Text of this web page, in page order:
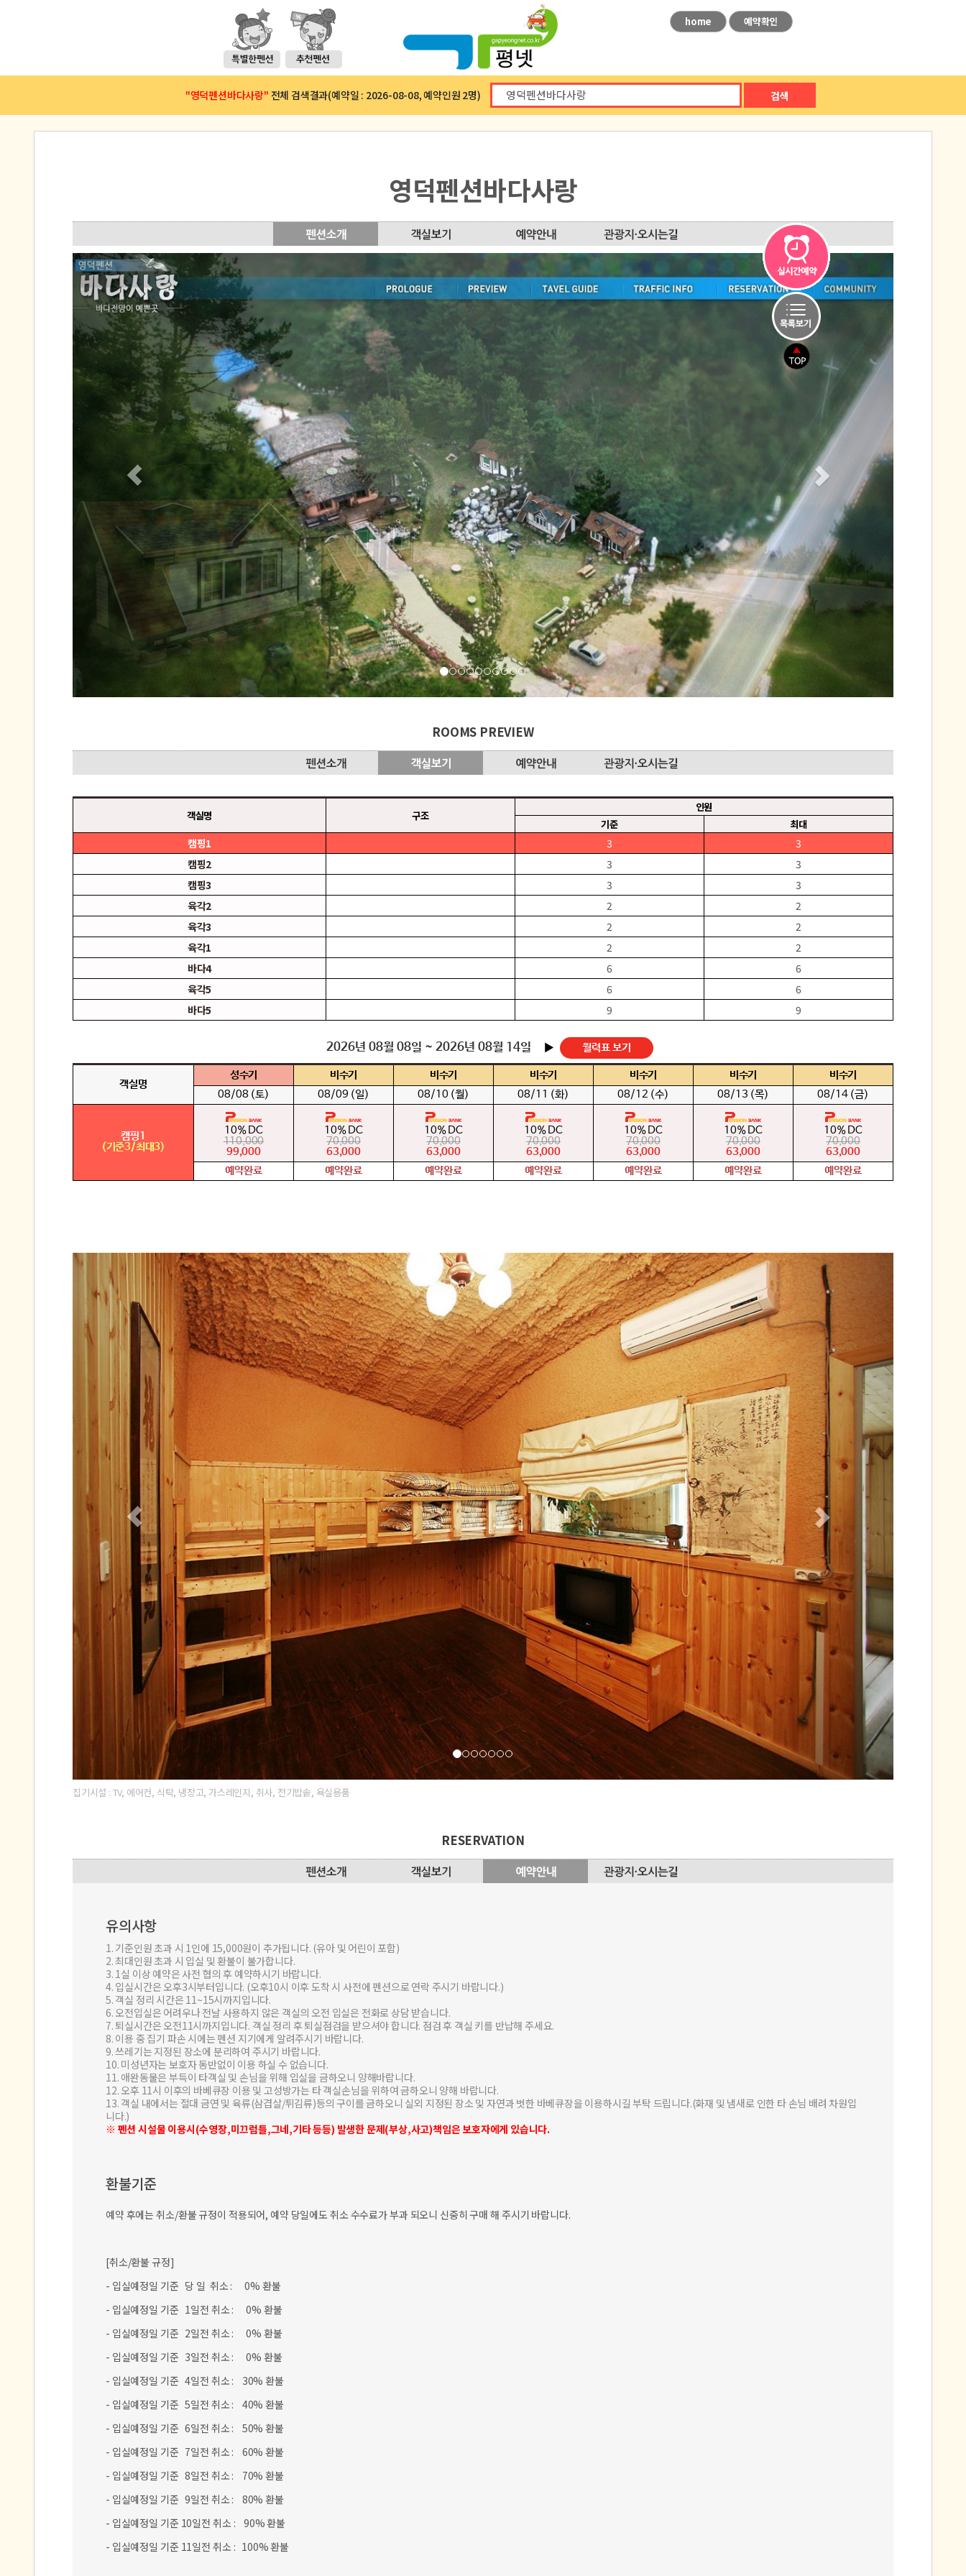
home 예약확인
"영덕펜션바다사랑" 전체 검색결과(예약일 : 2026-08-08, 예약인원 2명) 검색
영덕펜션바다사랑
ROOMS PREVIEW
객실명 구조
인원
기준
최대
캠핑1 3
3
캠핑2
3
3
캠핑3
3
3
육각2
2
2
육각3
2
2
육각1
2
2
바다4
6
6
육각5
6
6
바다5
9 9
집기시설 : TV, 에어컨, 식탁, 냉장고, 가스레인지, 취사, 전기밥솥, 욕실용품
RESERVATION
유의사항
1. 기준인원 초과 시 1인에 15,000원이 추가됩니다. (유아 및 어린이 포함)
2. 최대인원 초과 시 입실 및 환불이 불가합니다.
3. 1실 이상 예약은 사전 협의 후 예약하시기 바랍니다.
4. 입실시간은 오후3시부터입니다. (오후10시 이후 도착 시 사전에 펜션으로 연락 주시기 바랍니다.)
5. 객실 정리 시간은 11~15시까지입니다.
6. 오전입실은 어려우나 전날 사용하지 않은 객실의 오전 입실은 전화로 상담 받습니다.
7. 퇴실시간은 오전11시까지입니다. 객실 정리 후 퇴실점검을 받으셔야 합니다. 점검 후 객실 키를 반납해 주세요.
8. 이용 중 집기 파손 시에는 펜션 지기에게 알려주시기 바랍니다.
9. 쓰레기는 지정된 장소에 분리하여 주시기 바랍니다.
10. 미성년자는 보호자 동반없이 이용 하실 수 없습니다.
11. 애완동물은 부득이 타객실 및 손님을 위해 입실을 금하오니 양해바랍니다.
12. 오후 11시 이후의 바베큐장 이용 및 고성방가는 타 객실손님을 위하여 금하오니 양해 바랍니다.
13. 객실 내에서는 절대 금연 및 육류(삼겹살/튀김류)등의 구이를 금하오니 실외 지정된 장소 및 자연과 벗한 바베큐장을 이용하시길 부탁 드립니다.(화재 및 냄새로 인한 타 손님 배려 차원입
니다.)
※ 펜션 시설물 이용시(수영장,미끄럼틀,그네,기타 등등) 발생한 문제(부상,사고)책임은 보호자에게 있습니다.
환불기준
예약 후에는 취소/환불 규정이 적용되어, 예약 당일에도 취소 수수료가 부과 되오니 신중히 구매 해 주시기 바랍니다.
[취소/환불 규정]
- 입실예정일 기준 당 일 취소 : 0% 환불
- 입실예정일 기준 1일전 취소 : 0% 환불
- 입실예정일 기준 2일전 취소 : 0% 환불
- 입실예정일 기준 3일전 취소 : 0% 환불
- 입실예정일 기준 4일전 취소 : 30% 환불
- 입실예정일 기준 5일전 취소 : 40% 환불
- 입실예정일 기준 6일전 취소 : 50% 환불
- 입실예정일 기준 7일전 취소 : 60% 환불
- 입실예정일 기준 8일전 취소 : 70% 환불
- 입실예정일 기준 9일전 취소 : 80% 환불
- 입실예정일 기준 10일전 취소 : 90% 환불
- 입실예정일 기준 11일전 취소 : 100% 환불